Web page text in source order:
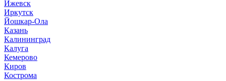
Ижевск
Иркутск
Йошкар-Ола
Казань
Калининград
Калуга
Кемерово
Киров
Кострома